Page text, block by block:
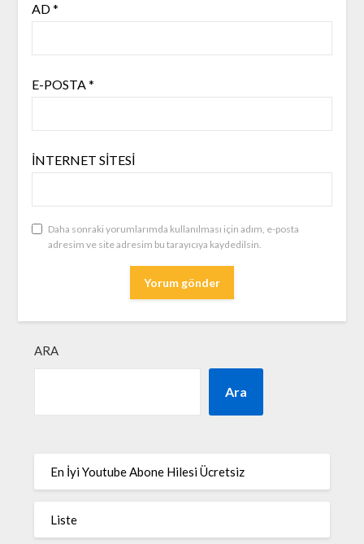
AD*
E-POSTA*
İNTERNET SITESI
Daha sonraki yorumlarımda kullanılması için adım, e-posta
adresim ve site adresim bu tarayıcıya kaydedilsin.
ARA
Ara
En İyi Youtube Abone Hilesi Ücretsiz
Liste